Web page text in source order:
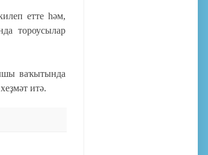
етте һәм,
тороусылар
ваҡытында
итә.